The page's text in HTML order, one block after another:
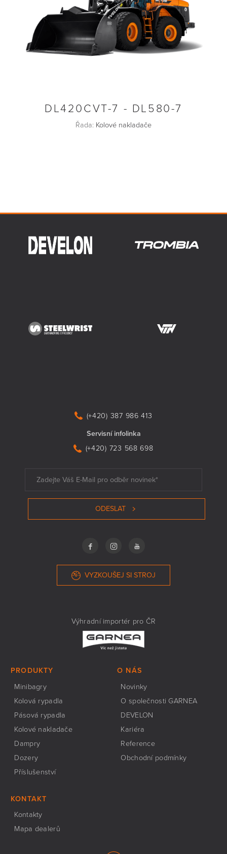
DL420CVT-7 - DL580-7
Řada: Kolové nakladače
(+420) 387 986 413
Servisní infolinka
(+420) 723 568 698
ODESLAT
VYZKOUŠEJ SI STROJ
Výhradní importér pro ČR
PRODUKTY
Minibagry
Kolová rypadla
Pásová rypadla
Kolové nakladače
Dampry
Dozery
Příslušenství
O NÁS
Novinky
O společnosti GARNEA
DEVELON
Kariéra
Reference
Obchodní podmínky
KONTAKT
Kontakty
Mapa dealerů